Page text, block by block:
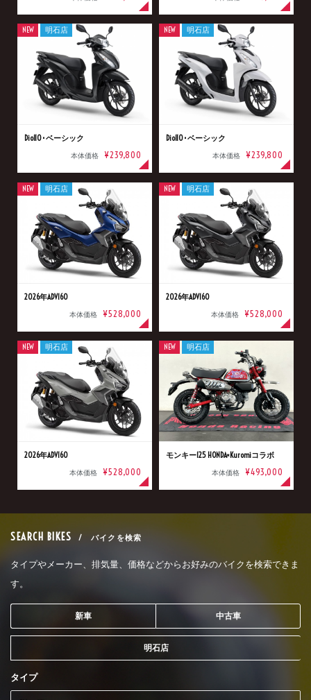
Dio110･ベーシック
本体価格 ¥239,800
NEW 明石店
Dio110･ベーシック
本体価格 ¥239,800
NEW 明石店
2026年ADV160
本体価格 ¥528,000
NEW 明石店
2026年ADV160
本体価格 ¥528,000
NEW 明石店
2026年ADV160
本体価格 ¥528,000
NEW 明石店
モンキー125 HONDA×Kuromiコラボ
本体価格 ¥493,000
NEW 明石店
SEARCH BIKES / バイクを検索
タイプやメーカー、排気量、価格などからお好みのバイクを検索できま
す。
新車 中古車
明石店
タイプ